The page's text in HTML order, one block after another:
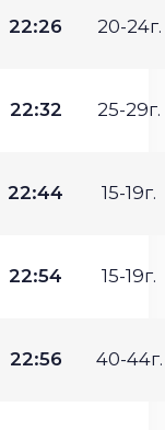
22:26 20-24г.
22:32 25-29г.
22:44 15-19г.
22:54 15-19г.
22:56 40-44г.